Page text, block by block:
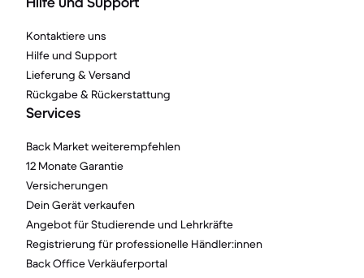
Kontaktiere uns
Hilfe und Support
Lieferung & Versand
Rückgabe & Rückerstattung
Services
Back Market weiterempfehlen
12 Monate Garantie
Versicherungen
Dein Gerät verkaufen
Angebot für Studierende und Lehrkräfte
Registrierung für professionelle Händler:innen
Back Office Verkäuferportal